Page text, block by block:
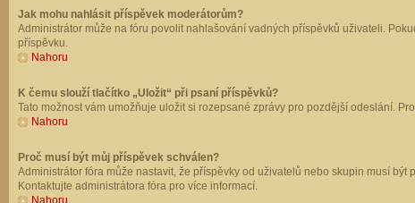
Jak mohu nahlásit příspěvek moderátorům?
Administrátor může na fóru povolit nahlašování vadných příspěvků uživateli.
příspěvku.
Nahoru
K čemu slouží tlačítko „Uložit“ při psaní příspěvků?
Tato možnost vám umožňuje uložit si rozepsané zprávy pro pozdější odeslání.
Nahoru
Proč musí být můj příspěvek schválen?
Administrátor fóra může nastavit, že příspěvky od uživatelů nebo skupin musí
Kontaktujte administrátora fóra pro více informací.
Nahoru